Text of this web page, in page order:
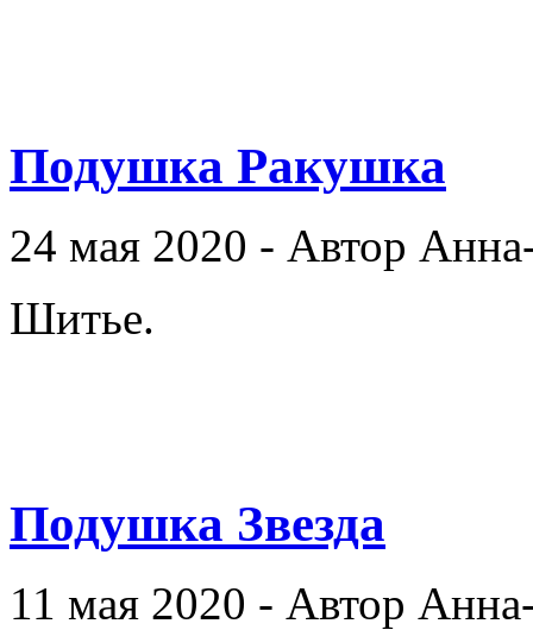
Подушка Ракушка
24 мая 2020 - Автор
Шитье.
Подушка Звезда
11 мая 2020 - Автор